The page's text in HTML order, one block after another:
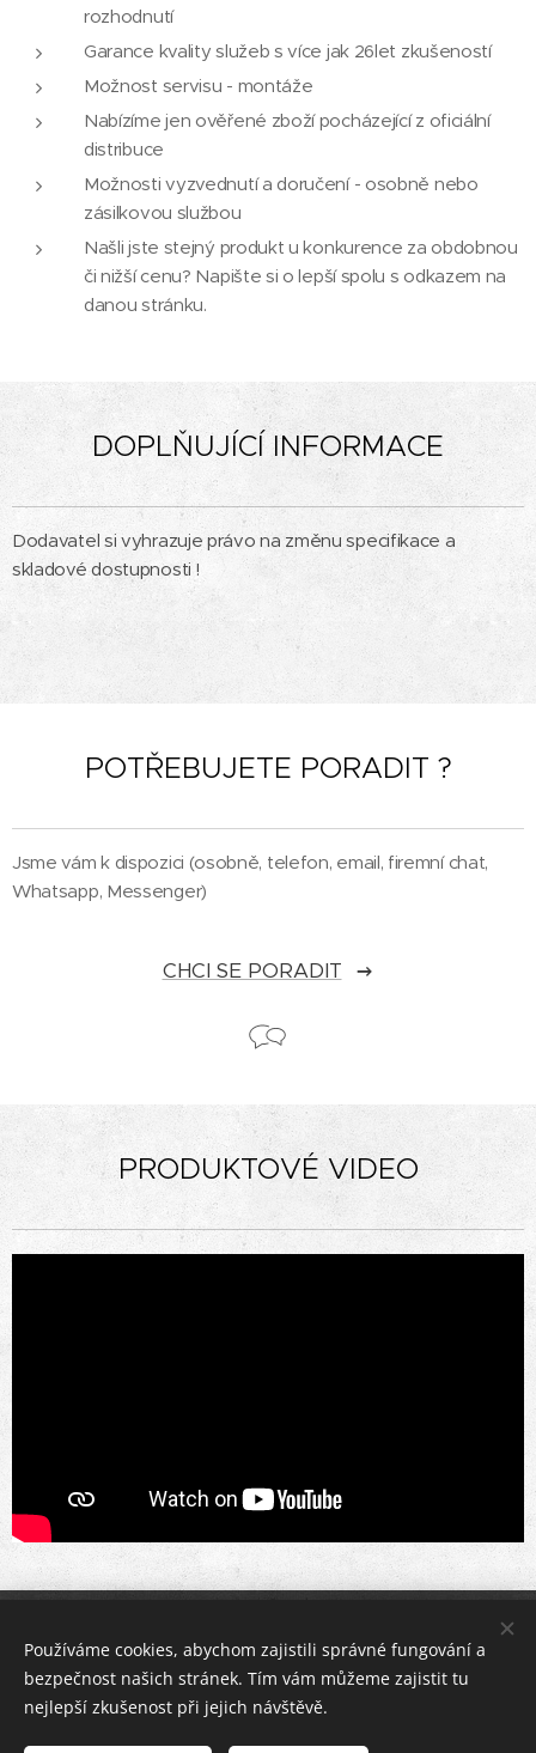
rozhodnutí
Garance kvality služeb s více jak 26let zkušeností
Možnost servisu - montáže
Nabízíme jen ověřené zboží pocházející z oficiální
distribuce
Možnosti vyzvednutí a doručení - osobně nebo
zásilkovou službou
Našli jste stejný produkt u konkurence za obdobnou
či nižší cenu? Napište si o lepší spolu s odkazem na
danou stránku.
DOPLŇUJÍCÍ INFORMACE
Dodavatel si vyhrazuje právo na změnu specifikace a
skladové dostupnosti !
POTŘEBUJETE PORADIT ?
Jsme vám k dispozici (osobně, telefon, email, firemní chat,
Whatsapp, Messenger)
CHCI SE PORADIT
PRODUKTOVÉ VIDEO
© 2026 Cykloservis Plzeň Bolevec [Jan Volráb] všechna práva
vyhrazena
Vítáme vás na stránkách www.cykloservisplzen.cz Jsme s vámi od
roku 1997.
Používáme cookies, abychom zajistili správné fungování a
bezpečnost našich stránek. Tím vám můžeme zajistit tu
nejlepší zkušenost při jejich návštěvě.